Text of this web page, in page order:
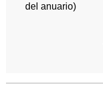
del anuario)